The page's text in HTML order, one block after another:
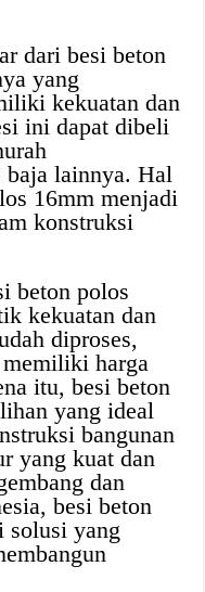
dari besi beton
yang
kekuatan dan
ini dapat dibeli
baja lainnya. Hal
16mm menjadi
konstruksi
beton polos
kekuatan dan
diproses,
memiliki harga
itu, besi beton
yang ideal
bangunan
yang kuat dan
dan
besi beton
solusi yang